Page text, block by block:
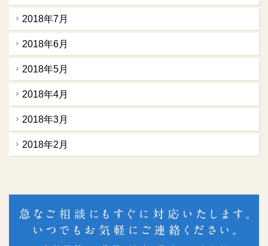
2018年7月
2018年6月
2018年5月
2018年4月
2018年3月
2018年2月